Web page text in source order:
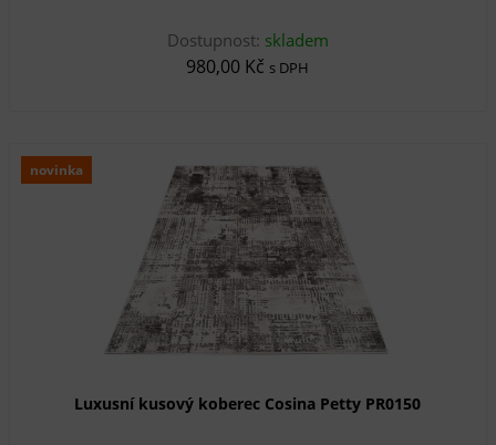
Dostupnost: skladem
980,00 Kč s DPH
novinka
Luxusní kusový koberec Cosina Petty PR0150